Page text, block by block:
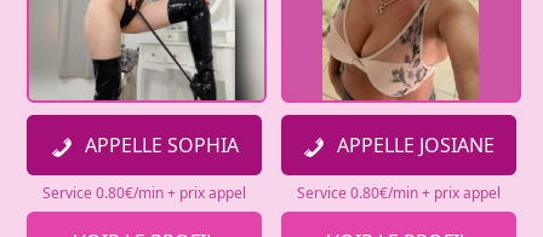
APPELLE SOPHIA
Service 0.80€/min + prix appel
APPELLE JOSIANE
Service 0.80€/min + prix appel